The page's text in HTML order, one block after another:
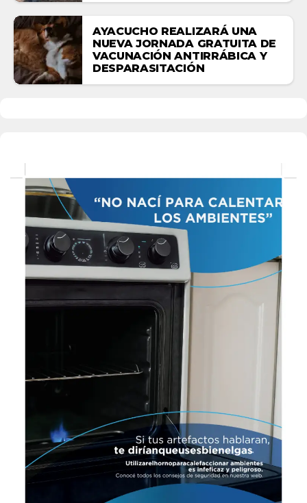
AYACUCHO REALIZARÁ UNA
NUEVA JORNADA GRATUITA DE
VACUNACIÓN ANTIRRÁBICA Y
DESPARASITACIÓN